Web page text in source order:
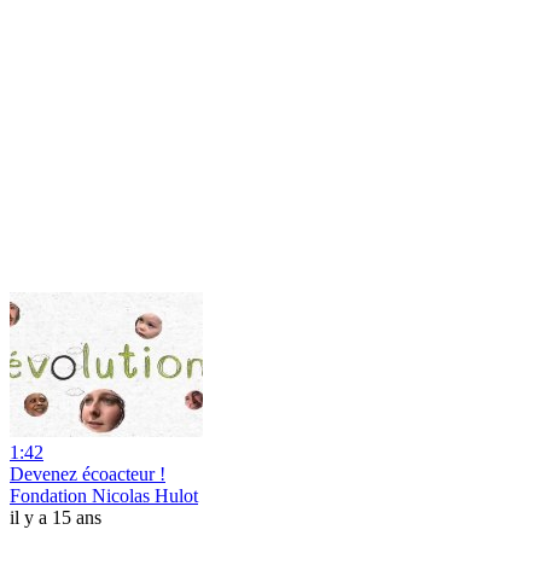
1:42
Devenez écoacteur !
Fondation Nicolas Hulot
il y a 15 ans